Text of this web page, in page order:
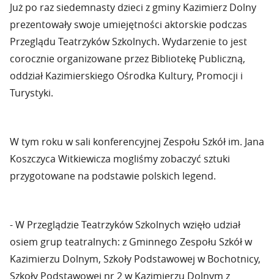
Już po raz siedemnasty dzieci z gminy Kazimierz Dolny
prezentowały swoje umiejętności aktorskie podczas
Przeglądu Teatrzyków Szkolnych. Wydarzenie to jest
corocznie organizowane przez Bibliotekę Publiczną,
oddział Kazimierskiego Ośrodka Kultury, Promocji i
Turystyki.
W tym roku w sali konferencyjnej Zespołu Szkół im. Jana
Koszczyca Witkiewicza mogliśmy zobaczyć sztuki
przygotowane na podstawie polskich legend.
- W Przeglądzie Teatrzyków Szkolnych wzięło udział
osiem grup teatralnych: z Gminnego Zespołu Szkół w
Kazimierzu Dolnym, Szkoły Podstawowej w Bochotnicy,
Szkoły Podstawowej nr 2 w Kazimierzu Dolnym z